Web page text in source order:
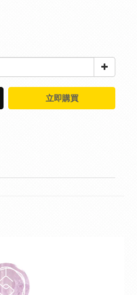
立即購買